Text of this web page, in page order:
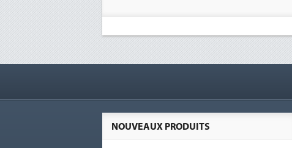
NOUVEAUX PRODUITS